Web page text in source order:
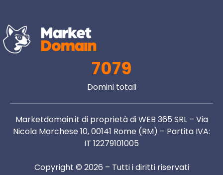
7079
Domini totali
Marketdomain.it di proprietà di WEB 365 SRL – Via
Nicola Marchese 10, 00141 Rome (RM) – Partita IVA:
IT 12279101005
Copyright © 2026 – Tutti i diritti riservati